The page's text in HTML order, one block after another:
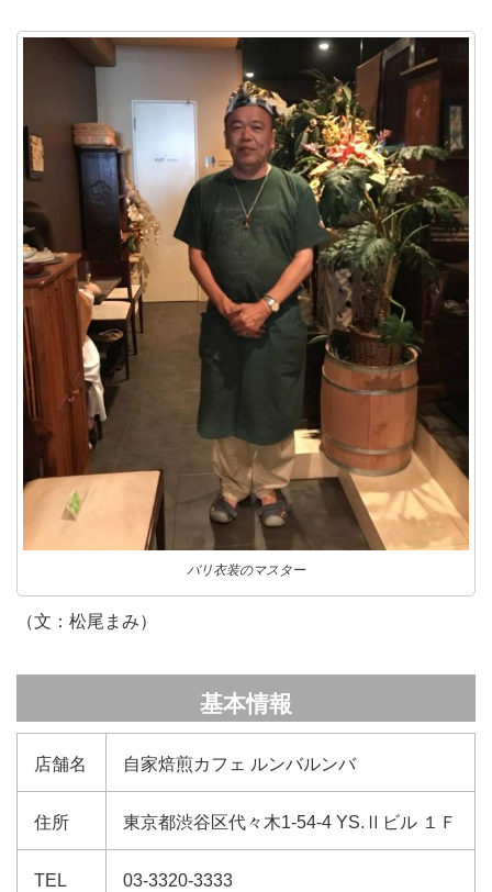
バリ衣装のマスター
（文：松尾まみ）
基本情報
店舗名 自家焙煎カフェ ルンバルンバ
住所 東京都渋谷区代々木1-54-4 YS.Ⅱビル １Ｆ
TEL 03-3320-3333